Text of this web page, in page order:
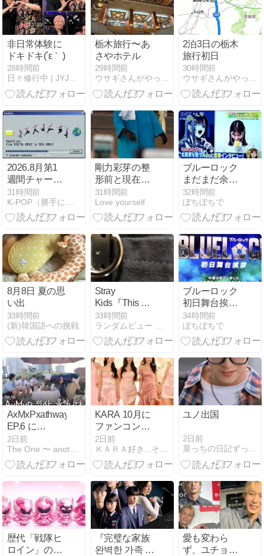
非日常体験に
ドキドキ(⁠´⁠ε⁠｀⁠ ⁠)
28時間前
日々修行中 | JYJとユチョンが好き
栃木旅行〜あ
さやホテル
29時間前
ウサギさんがやってきた
2泊3日の栃木
旅行初日
30時間前
ウサギさんがやってきた
2026.8月第1
週間チャート
結果
31時間前
剛力彩芽の整
形前と現在を
画像比較！顔
変わったと言
われる理由4
証
31時間前
Love yourself
ブルーロック
まだまだ余
韻、すごい
32時間前
ぼちぼちで
8月8日 夏の思
い出
33時間前
(新)韓国語への挑戦
Stray
Kids『This &
That』成熟の
秀作、ラップ
多めもグラミ
門』不適格で
はない/ 初日売
上高水準
33時間前
ブルーロック
初日舞台挨
拶、その後、
夏セールで調
子こく！
34時間前
ぼちぼちで
AxMxPxathway
EP.6 に
FTISLAND登
場
2日前
The One 〜 another たまのよりみち
KARA 10月に
ファンコン日
本公演開催決
定！
2日前
ユノ出国
2日前
歴代「戦隊ヒ
ロイン」の現
『完璧な家族
완벽한 가족 』
愛も変わら
ず、ユチョン